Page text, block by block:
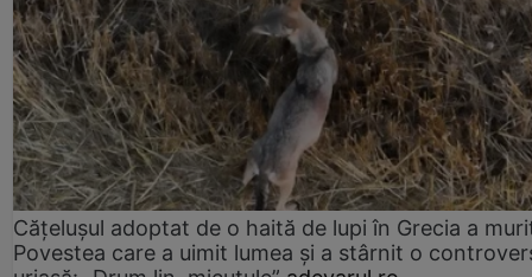
Cățelușul adoptat de o haită de lupi în Grecia a
Povestea care a uimit lumea și a stârnit o